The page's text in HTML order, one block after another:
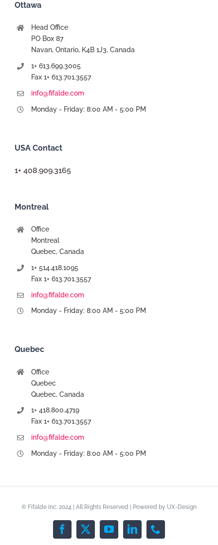
Ottawa
Head Office
PO Box 87
Navan, Ontario, K4B 1J3, Canada
1+ 613.699.3005
Fax 1+ 613.701.3557
info@fifalde.com
Monday - Friday: 8:00 AM - 5:00 PM
USA Contact
1+ 408.909.3165
Montreal
Office
Montreal
Quebec, Canada
1+ 514.418.1095
Fax 1+ 613.701.3557
info@fifalde.com
Monday - Friday: 8:00 AM - 5:00 PM
Quebec
Office
Quebec
Quebec, Canada
1+ 418.800.4719
Fax 1+ 613.701.3557
info@fifalde.com
Monday - Friday: 8:00 AM - 5:00 PM
© Fifalde inc. 2024 | All Rights Reserved | Powered by UX-Design
Facebook
X YouTubeLinkedInPhone